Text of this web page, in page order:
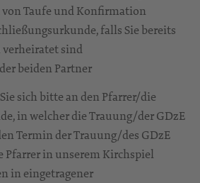
Taufe und Konfirmation
falls Sie bereits
sind
beiden Partner
sich bitte an den Pfarrer/die
in welcher die Trauung/der GDzE
Termin der Trauung/des GDzE
Pfarrer in unserem Kirchspiel
in eingetragener